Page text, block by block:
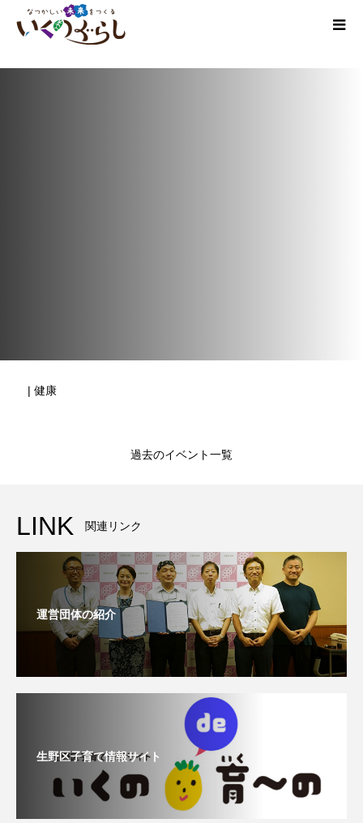
| 健康
過去のイベント一覧
LINK 関連リンク
運営団体の紹介
生野区子育て情報サイト